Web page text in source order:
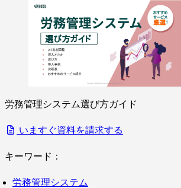
労務管理システム選び方ガイド
いますぐ資料を請求する
キーワード：
労務管理システム